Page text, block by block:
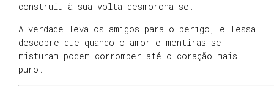
construiu à sua volta desmorona-se.
A verdade leva os amigos para o perigo, e Tessa
descobre que quando o amor e mentiras se
misturam podem corromper até o coração mais
puro.